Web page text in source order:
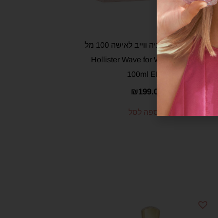
הוליסטר קליפורניה ווייב לאישה 100 מל
אדפ – Hollister Wave for Women
100ml EDP
₪199.00
הוספה לסל